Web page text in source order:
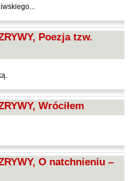
Poezja tzw.
Wróciłem
O natchnieniu –